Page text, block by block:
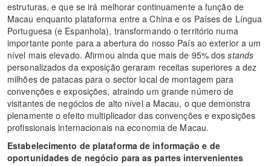
estruturas, e que se irá melhorar continuamente a função de
Macau enquanto plataforma entre a China e os Países de Língua
Portuguesa (e Espanhola), transformando o território numa
importante ponte para a abertura do nosso País ao exterior a um
nível mais elevado. Afirmou ainda que mais de 95% dosstands
personalizados da exposição geraram receitas superiores a dez
milhões de patacas para o sector local de montagem para
convenções e exposições, atraindo um grande número de
visitantes de negócios de alto nível a Macau, o que demonstra
plenamente o efeito multiplicador das convenções e exposições
profissionais internacionais na economia de Macau.
Estabelecimento de plataforma de informação e de
oportunidades de negócio para as partes intervenientes